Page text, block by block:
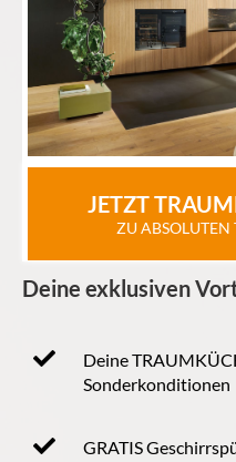
JETZT
ZU
Deine exklusiven
Deine
Sonderkonditionen
GRATIS